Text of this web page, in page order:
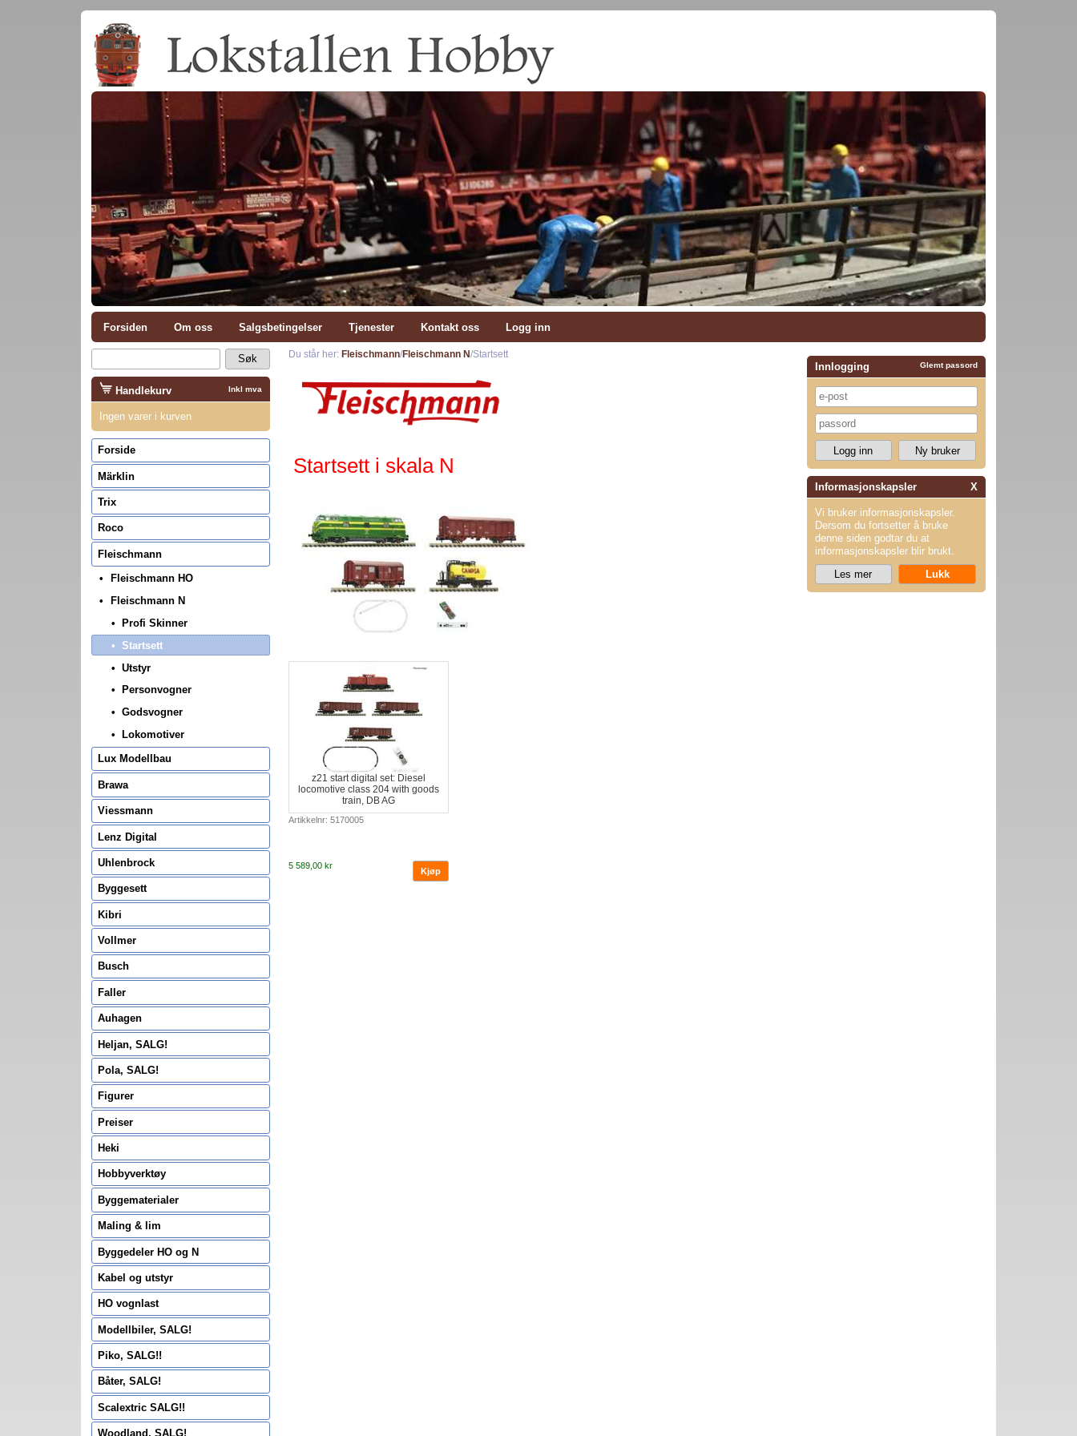
Forsiden Om oss Salgsbetingelser Tjenester Kontakt oss Logg inn
Du står her: Fleischmann/Fleischmann N/Startsett
Startsett i skala N
z21 start digital set: Diesel
locomotive class 204 with goods
train, DB AG
Artikkelnr: 5170005
5 589,00 kr
Inkl mva
Handlekurv
Ingen varer i kurven
Forside
Märklin
Trix
Roco
Fleischmann
Fleischmann HO
Fleischmann N
Profi Skinner
Startsett
Utstyr
Personvogner
Godsvogner
Lokomotiver
Lux Modellbau
Brawa
Viessmann
Lenz Digital
Uhlenbrock
Byggesett
Kibri
Vollmer
Busch
Faller
Auhagen
Heljan, SALG!
Pola, SALG!
Figurer
Preiser
Heki
Hobbyverktøy
Byggematerialer
Maling & lim
Byggedeler HO og N
Kabel og utstyr
HO vognlast
Modellbiler, SALG!
Piko, SALG!!
Båter, SALG!
Scalextric SALG!!
Woodland, SALG!
Glemt passord
Innlogging
Informasjonskapsler X
Vi bruker informasjonskapsler.
Dersom du fortsetter å bruke
denne siden godtar du at
informasjonskapsler blir brukt.